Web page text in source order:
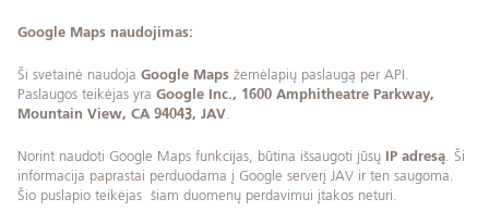
Google Maps naudojimas:
Ši svetainė naudoja Google Maps žemėlapių paslaugą per API.
Paslaugos teikėjas yra Google Inc., 1600 Amphitheatre Parkway,
Mountain View, CA 94043, JAV.
Norint naudoti Google Maps funkcijas, būtina išsaugoti jūsų IP adresą. Ši
informacija paprastai perduodama į Google serverį JAV ir ten saugoma.
Šio puslapio teikėjas šiam duomenų perdavimui įtakos neturi.